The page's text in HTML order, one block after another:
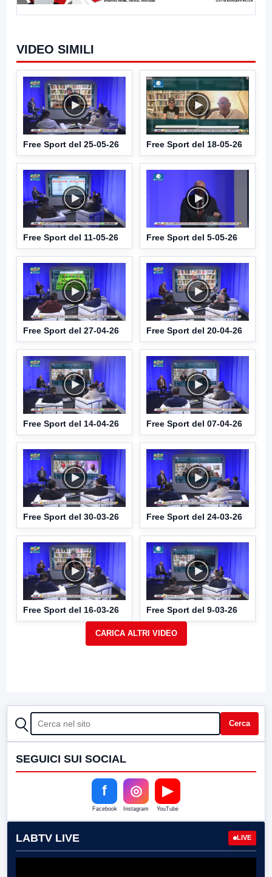
VIDEO SIMILI
Free Sport del 25-05-26 Free Sport del 18-05-26
Free Sport del 11-05-26 Free Sport del 5-05-26
Free Sport del 27-04-26 Free Sport del 20-04-26
Free Sport del 14-04-26 Free Sport del 07-04-26
Free Sport del 30-03-26 Free Sport del 24-03-26
Free Sport del 16-03-26 Free Sport del 9-03-26
CERCA Cerca
SEGUICI SUI SOCIAL
f
Facebook
◎
Instagram
▶
YouTube
LABTV LIVE LIVE